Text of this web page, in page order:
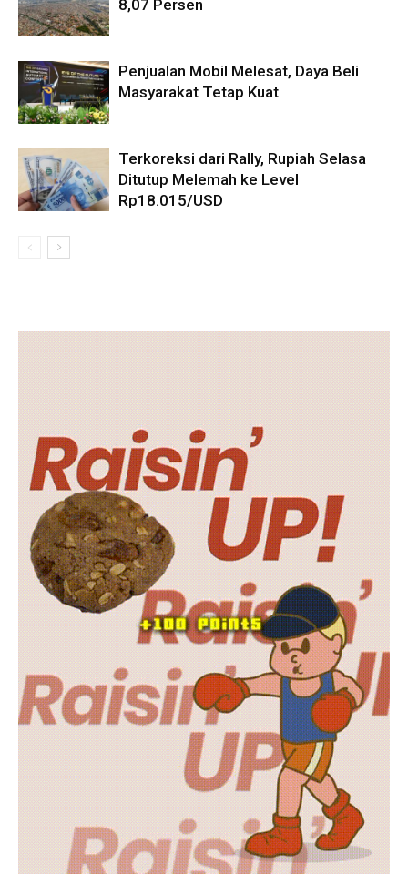
8,07 Persen
Penjualan Mobil Melesat, Daya Beli
Masyarakat Tetap Kuat
Terkoreksi dari Rally, Rupiah Selasa
Ditutup Melemah ke Level
Rp18.015/USD